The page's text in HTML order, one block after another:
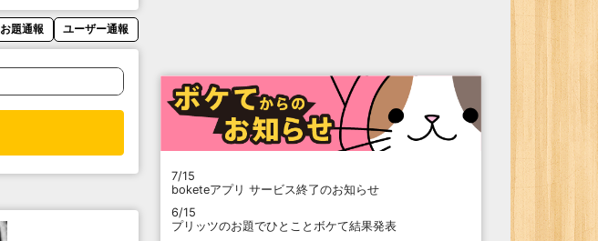
お題通報 ユーザー通報
7/15
boketeアプリ サービス終了のお知らせ
6/15
プリッツのお題でひとことボケて結果発表